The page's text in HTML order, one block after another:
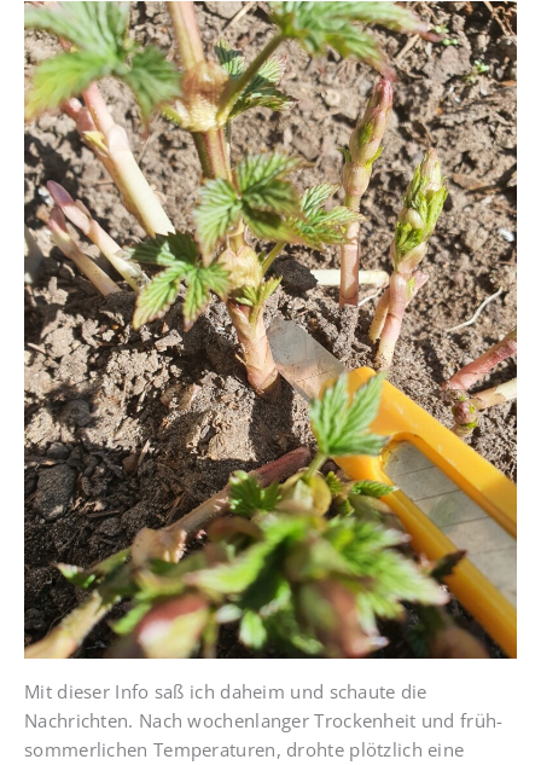
Mit dieser Info saß ich daheim und schaute die
Nachrichten. Nach wochenlanger Trockenheit und früh-
sommerlichen Temperaturen, drohte plötzlich eine